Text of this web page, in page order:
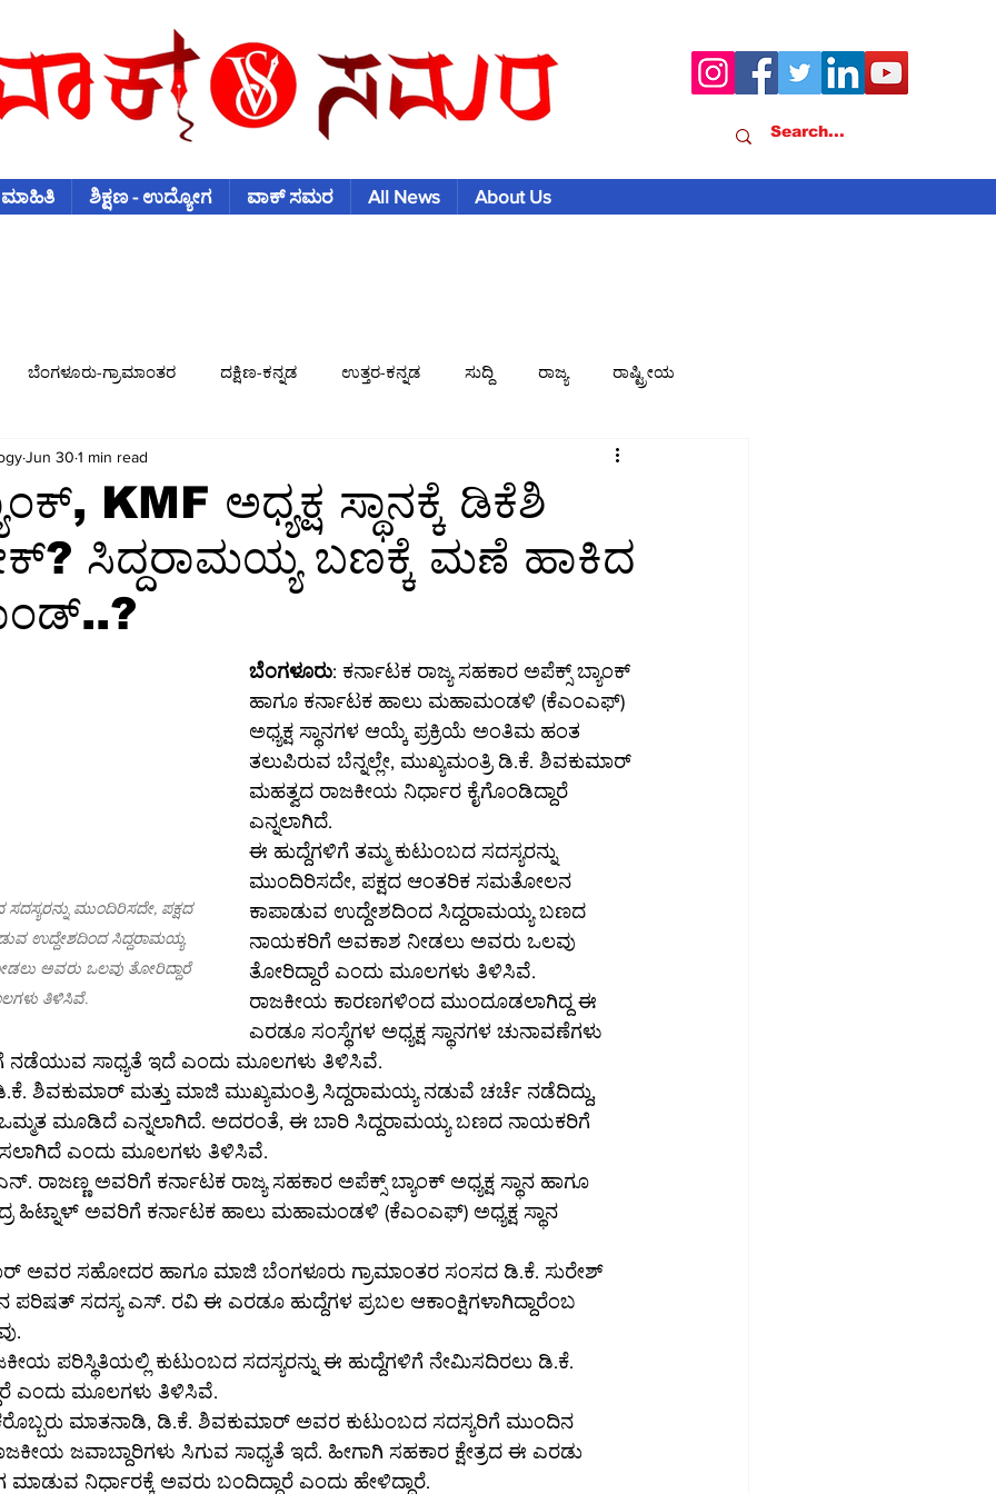
ಮಾಹಿತಿ ಶಿಕ್ಷಣ - ಉದ್ಯೋಗ ವಾಕ್ ಸಮರ All News About Us
ಬೆಂಗಳೂರು-ಗ್ರಾಮಾಂತರ ದಕ್ಷಿಣ-ಕನ್ನಡ ಉತ್ತರ-ಕನ್ನಡ ಸುದ್ದಿ ರಾಜ್ಯ ರಾಷ್ಟ್ರೀಯ
ಫುಟ್-ಬಾಲ್
ತಂತ್ರಜ್ಞಾನ ತಂತ್ರಜ್ಞಾನ-ಸುದ್ದಿ ತಂತ್ರಜ್ಞಾನ-ಟಿಪ್ಸ್ ಸಾಮಾಜಿಕ ಮಾಧ್ಯಮ
KMF ಅಧ್ಯಕ್ಷ ಸ್ಥಾನಕ್ಕೆ ಡಿಕೆಶಿ
ಸಿದ್ದರಾಮಯ್ಯ ಬಣಕ್ಕೆ ಮಣೆ ಹಾಕಿದ
Jun 30 1 min read
ಮುಂದಿರಿಸದೇ, ಪಕ್ಷದ
ಉದ್ದೇಶದಿಂದ ಸಿದ್ದರಾಮಯ್ಯ
ಅವರು ಒಲವು ತೋರಿದ್ದಾರೆ
ತಿಳಿಸಿವೆ.
ಬೆಂಗಳೂರು: ಕರ್ನಾಟಕ ರಾಜ್ಯ ಸಹಕಾರ ಅಪೆಕ್ಸ್ ಬ್ಯಾಂಕ್
ಹಾಗೂ ಕರ್ನಾಟಕ ಹಾಲು ಮಹಾಮಂಡಳಿ (ಕೆಎಂಎಫ್)
ಅಧ್ಯಕ್ಷ ಸ್ಥಾನಗಳ ಆಯ್ಕೆ ಪ್ರಕ್ರಿಯೆ ಅಂತಿಮ ಹಂತ
ತಲುಪಿರುವ ಬೆನ್ನಲ್ಲೇ, ಮುಖ್ಯಮಂತ್ರಿ ಡಿ.ಕೆ. ಶಿವಕುಮಾರ್
ಮಹತ್ವದ ರಾಜಕೀಯ ನಿರ್ಧಾರ ಕೈಗೊಂಡಿದ್ದಾರೆ
ಎನ್ನಲಾಗಿದೆ.
ಈ ಹುದ್ದೆಗಳಿಗೆ ತಮ್ಮ ಕುಟುಂಬದ ಸದಸ್ಯರನ್ನು
ಮುಂದಿರಿಸದೇ, ಪಕ್ಷದ ಆಂತರಿಕ ಸಮತೋಲನ
ಕಾಪಾಡುವ ಉದ್ದೇಶದಿಂದ ಸಿದ್ದರಾಮಯ್ಯ ಬಣದ
ನಾಯಕರಿಗೆ ಅವಕಾಶ ನೀಡಲು ಅವರು ಒಲವು
ತೋರಿದ್ದಾರೆ ಎಂದು ಮೂಲಗಳು ತಿಳಿಸಿವೆ.
ರಾಜಕೀಯ ಕಾರಣಗಳಿಂದ ಮುಂದೂಡಲಾಗಿದ್ದ ಈ
ಎರಡೂ ಸಂಸ್ಥೆಗಳ ಅಧ್ಯಕ್ಷ ಸ್ಥಾನಗಳ ಚುನಾವಣೆಗಳು
ನಡೆಯುವ ಸಾಧ್ಯತೆ ಇದೆ ಎಂದು ಮೂಲಗಳು ತಿಳಿಸಿವೆ.
ಶಿವಕುಮಾರ್ ಮತ್ತು ಮಾಜಿ ಮುಖ್ಯಮಂತ್ರಿ ಸಿದ್ದರಾಮಯ್ಯ ನಡುವೆ ಚರ್ಚೆ ನಡೆದಿದ್ದು,
ಮೂಡಿದೆ ಎನ್ನಲಾಗಿದೆ. ಅದರಂತೆ, ಈ ಬಾರಿ ಸಿದ್ದರಾಮಯ್ಯ ಬಣದ ನಾಯಕರಿಗೆ
ಎಂದು ಮೂಲಗಳು ತಿಳಿಸಿವೆ.
ರಾಜಣ್ಣ ಅವರಿಗೆ ಕರ್ನಾಟಕ ರಾಜ್ಯ ಸಹಕಾರ ಅಪೆಕ್ಸ್ ಬ್ಯಾಂಕ್ ಅಧ್ಯಕ್ಷ ಸ್ಥಾನ ಹಾಗೂ
ಹಿಟ್ನಾಳ್ ಅವರಿಗೆ ಕರ್ನಾಟಕ ಹಾಲು ಮಹಾಮಂಡಳಿ (ಕೆಎಂಎಫ್) ಅಧ್ಯಕ್ಷ ಸ್ಥಾನ
ಅವರ ಸಹೋದರ ಹಾಗೂ ಮಾಜಿ ಬೆಂಗಳೂರು ಗ್ರಾಮಾಂತರ ಸಂಸದ ಡಿ.ಕೆ. ಸುರೇಶ್
ಪರಿಷತ್ ಸದಸ್ಯ ಎಸ್. ರವಿ ಈ ಎರಡೂ ಹುದ್ದೆಗಳ ಪ್ರಬಲ ಆಕಾಂಕ್ಷಿಗಳಾಗಿದ್ದಾರೆಂಬ
ಪರಿಸ್ಥಿತಿಯಲ್ಲಿ ಕುಟುಂಬದ ಸದಸ್ಯರನ್ನು ಈ ಹುದ್ದೆಗಳಿಗೆ ನೇಮಿಸದಿರಲು ಡಿ.ಕೆ.
ಎಂದು ಮೂಲಗಳು ತಿಳಿಸಿವೆ.
ಜವಾಬ್ದಾರಿಗಳು ಸಿಗುವ ಸಾಧ್ಯತೆ ಇದೆ. ಹೀಗಾಗಿ ಸಹಕಾರ ಕ್ಷೇತ್ರದ ಈ ಎರಡು
ಮಾಡುವ ನಿರ್ಧಾರಕ್ಕೆ ಅವರು ಬಂದಿದ್ದಾರೆ ಎಂದು ಹೇಳಿದ್ದಾರೆ.